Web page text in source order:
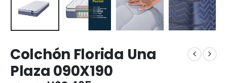
Colchón Florida Una
Plaza 090X190